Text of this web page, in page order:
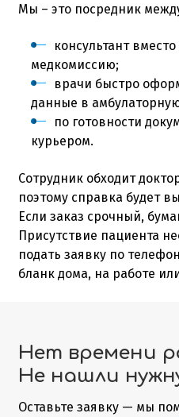
Мы – это посредник
консультант
медкомиссию;
врачи быстро
данные в
по готовности
курьером.
Сотрудник обходит
поэтому справка будет
Если заказ срочный,
Присутствие пациента
подать заявку по
бланк дома, на работе
Нет времени
Не нашли
Оставьте заявку — мы